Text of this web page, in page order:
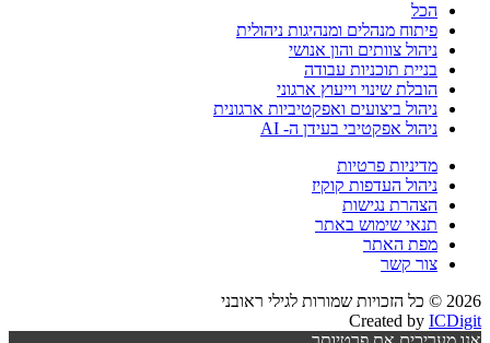
הכל
פיתוח מנהלים ומנהיגות ניהולית
ניהול צוותים והון אנושי
בניית תוכניות עבודה
הובלת שינוי וייעוץ ארגוני
ניהול ביצועים ואפקטיביות ארגונית
ניהול אפקטיבי בעידן ה- AI
מדיניות פרטיות
ניהול העדפות קוקיז
הצהרת נגישות
תנאי שימוש באתר
מפת האתר
צור קשר
2026 © כל הזכויות שמורות לגילי ראובני
Created by ICDigit